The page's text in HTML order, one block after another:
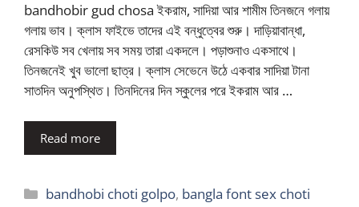
bandhobir gud chosa ইকরাম, সাদিয়া আর শামীম তিনজনে গলায়
গলায় ভাব। ক্লাস ফাইভে তাদের এই বন্ধুত্বের শুরু। দাড়িয়াবান্ধা,
রেসকিউ সব খেলায় সব সময় তারা একদলে। পড়াশুনাও একসাথে।
তিনজনেই খুব ভালো ছাত্র। ক্লাস সেভেনে উঠে একবার সাদিয়া টানা
সাতদিন অনুপস্থিত। তিনদিনের দিন স্কুলের পরে ইকরাম আর …
Read more
Categories
bandhobi choti golpo, bangla font sex choti